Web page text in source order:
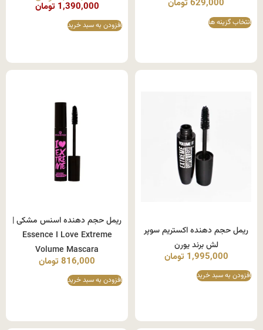
629,000 تومان
انتخاب گزینه ها
1,390,000 تومان
افزودن به سبد خرید
ریمل حجم دهنده اکستریم سوپر
لش برند یورن
1,995,000 تومان
افزودن به سبد خرید
ریمل حجم دهنده اسنس مشکی |
Essence I Love Extreme
Volume Mascara
816,000 تومان
افزودن به سبد خرید